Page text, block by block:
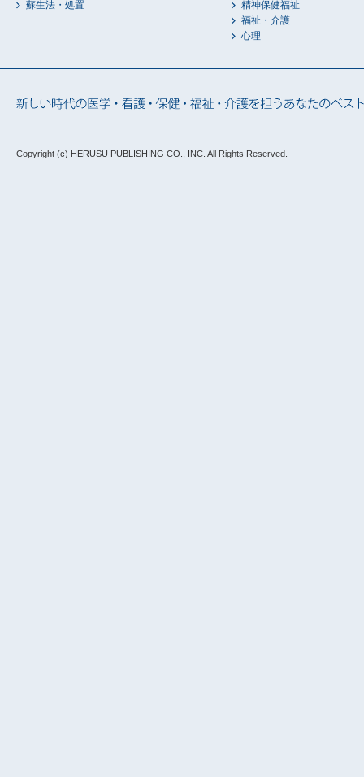
蘇生法・処置
精神保健福祉
福祉・介護
心理
Copyright (c) HERUSU PUBLISHING CO., INC. All Rights Reserved.